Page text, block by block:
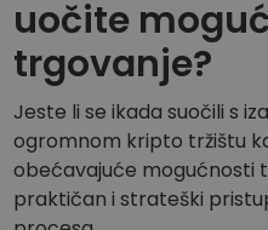
uočite
trgovanje?
Jeste li se ikada suočili s
ogromnom kripto tržištu
obećavajuće mogućnosti
praktičan i strateški